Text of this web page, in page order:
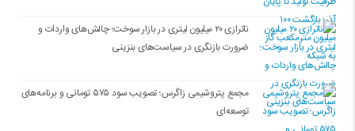
ناترازی ۲۰ میلیون لیتری در بازار سوخت؛ چالش‌های واردات و
ضرورت بازنگری در سیاست‌های بنزینی
مجمع پتروشیمی زاگرس؛ تصویب سود ۵۷۵ تومانی و برنامه‌های
توسعه‌ای